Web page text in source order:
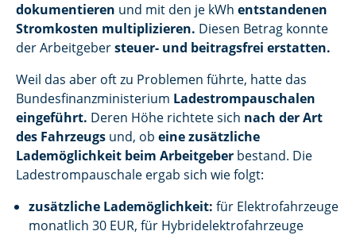
dokumentieren und mit den je kWh entstandenen
Stromkosten multiplizieren. Diesen Betrag konnte
der Arbeitgebersteuer- und beitragsfrei erstatten.
Weil das aber oft zu Problemen führte, hatte das
Bundesfinanzministerium Ladestrompauschalen
eingeführt. Deren Höhe richtete sich nach der Art
des Fahrzeugs und, ob eine zusätzliche
Lademöglichkeit beim Arbeitgeber bestand. Die
Ladestrompauschale ergab sich wie folgt:
zusätzliche Lademöglichkeit: für Elektrofahrzeuge
monatlich 30 EUR, für Hybridelektrofahrzeuge